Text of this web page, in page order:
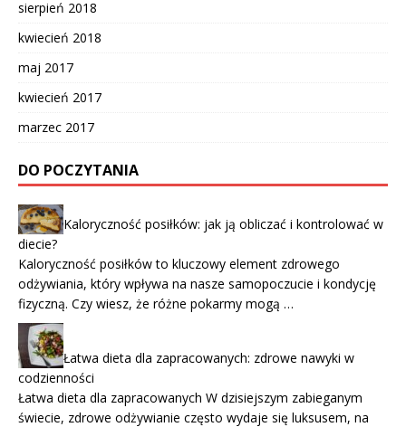
sierpień 2018
kwiecień 2018
maj 2017
kwiecień 2017
marzec 2017
DO POCZYTANIA
Kaloryczność posiłków: jak ją obliczać i kontrolować w
diecie?
Kaloryczność posiłków to kluczowy element zdrowego
odżywiania, który wpływa na nasze samopoczucie i kondycję
fizyczną. Czy wiesz, że różne pokarmy mogą …
Łatwa dieta dla zapracowanych: zdrowe nawyki w
codzienności
Łatwa dieta dla zapracowanych W dzisiejszym zabieganym
świecie, zdrowe odżywianie często wydaje się luksusem, na